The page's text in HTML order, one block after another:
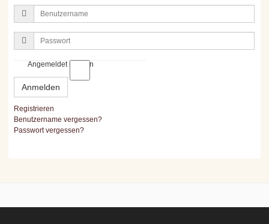
Benutzername
Passwort
Angemeldet bleiben
Anmelden
Registrieren
Benutzername vergessen?
Passwort vergessen?